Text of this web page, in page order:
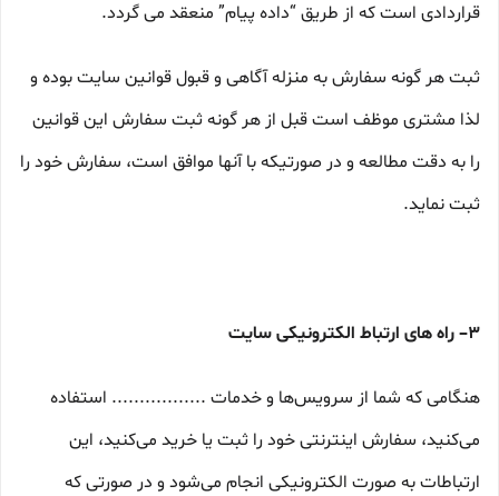
قراردادی است که از طریق “داده پیام” منعقد می گردد.
ثبت هر گونه سفارش به منزله آگاهی و قبول قوانین سایت بوده و
لذا مشتری موظف است قبل از هر گونه ثبت سفارش این قوانین
را به دقت مطالعه و در صورتیکه با آنها موافق است، سفارش خود را
ثبت نماید.
۳– راه های ارتباط الکترونیکی سایت
هنگامی که شما از سرویس‌‏ها و خدمات ................. استفاده
می‏‌کنید، سفارش اینترنتی خود را ثبت یا خرید می‏‌کنید، این
ارتباطات به صورت الکترونیکی انجام می‏‌شود و در صورتی که